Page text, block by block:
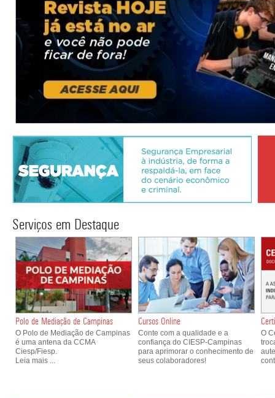
Serviços em Destaque
Polo de Mediação de Campinas
O Polo de Mediação de Campinas
é uma antena da CCMA
Ciesp/Fiesp.
Leia mais ...
Cursos Online
Conte com a qualidade e a
confiança do CIESP-Campinas
para aprimorar o conhecimento de
seus colaboradores!
O